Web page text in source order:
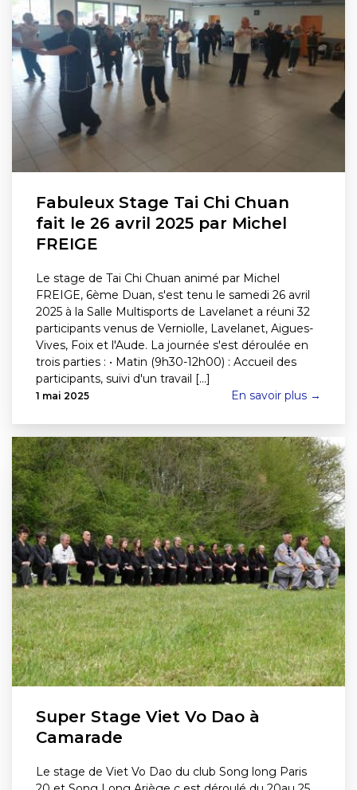
Fabuleux Stage Tai Chi Chuan
fait le 26 avril 2025 par Michel
FREIGE
Le stage de Tai Chi Chuan animé par Michel
FREIGE, 6ème Duan, s'est tenu le samedi 26 avril
2025 à la Salle Multisports de Lavelanet a réuni 32
participants venus de Verniolle, Lavelanet, Aigues-
Vives, Foix et l'Aude. La journée s'est déroulée en
trois parties : • Matin (9h30-12h00) : Accueil des
participants, suivi d'un travail [...]
1 mai 2025 En savoir plus →
Super Stage Viet Vo Dao à
Camarade
Le stage de Viet Vo Dao du club Song long Paris